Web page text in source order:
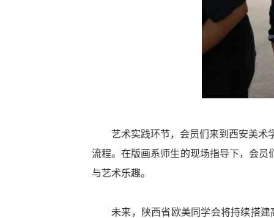
艺术实践环节，会员们来到西安美术
流程。在版画系师生的现场指导下，会员
与艺术乐趣。
未来，陕西省欧美同学会将持续搭